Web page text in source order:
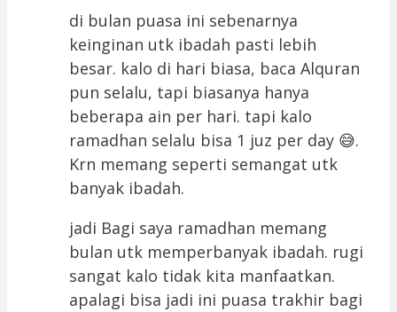
di bulan puasa ini sebenarnya
keinginan utk ibadah pasti lebih
besar. kalo di hari biasa, baca Alquran
pun selalu, tapi biasanya hanya
beberapa ain per hari. tapi kalo
ramadhan selalu bisa 1 juz per day 😅.
Krn memang seperti semangat utk
banyak ibadah.
jadi Bagi saya ramadhan memang
bulan utk memperbanyak ibadah. rugi
sangat kalo tidak kita manfaatkan.
apalagi bisa jadi ini puasa trakhir bagi